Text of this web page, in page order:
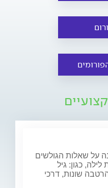
על שאלות הגולשים
כגון: גיל
שונות, דרכי